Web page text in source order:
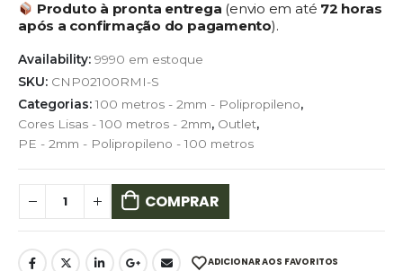
Produto à pronta entrega (envio em até 72 horas
após a confirmação do pagamento).
Availability: 9990 em estoque
SKU: CNP02100RMI-S
Categorias:100 metros - 2mm - Polipropileno,
Cores Lisas - 100 metros - 2mm, Outlet,
PE - 2mm - Polipropileno - 100 metros
COMPRAR
ADICIONAR AOS FAVORITOS